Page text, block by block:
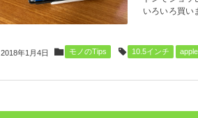
いろいろ買い
2018年1月4日 モノのTips 10.5インチ apple